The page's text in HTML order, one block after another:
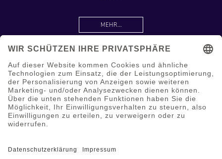
MEHR...
Information
Hilfe & Service